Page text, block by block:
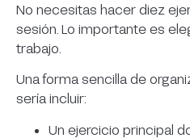
No necesitas hacer diez
sesión. Lo importante es
trabajo.
Una forma sencilla de
sería incluir:
Un ejercicio principal